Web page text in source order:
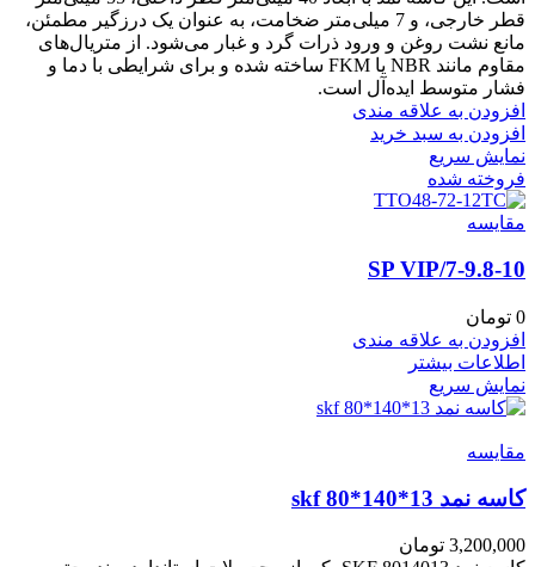
قطر خارجی، و 7 میلی‌متر ضخامت، به عنوان یک درزگیر مطمئن،
مانع نشت روغن و ورود ذرات گرد و غبار می‌شود. از متریال‌های
مقاوم مانند NBR یا FKM ساخته شده و برای شرایطی با دما و
فشار متوسط ایده‌آل است.
افزودن به علاقه مندی
افزودن به سبد خرید
نمایش سریع
فروخته شده
مقايسه
7-9.8-10/SP VIP
0 تومان
افزودن به علاقه مندی
اطلاعات بیشتر
نمایش سریع
مقايسه
کاسه نمد skf 80*140*13
3,200,000 تومان